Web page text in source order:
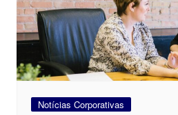
Notícias Corporativas